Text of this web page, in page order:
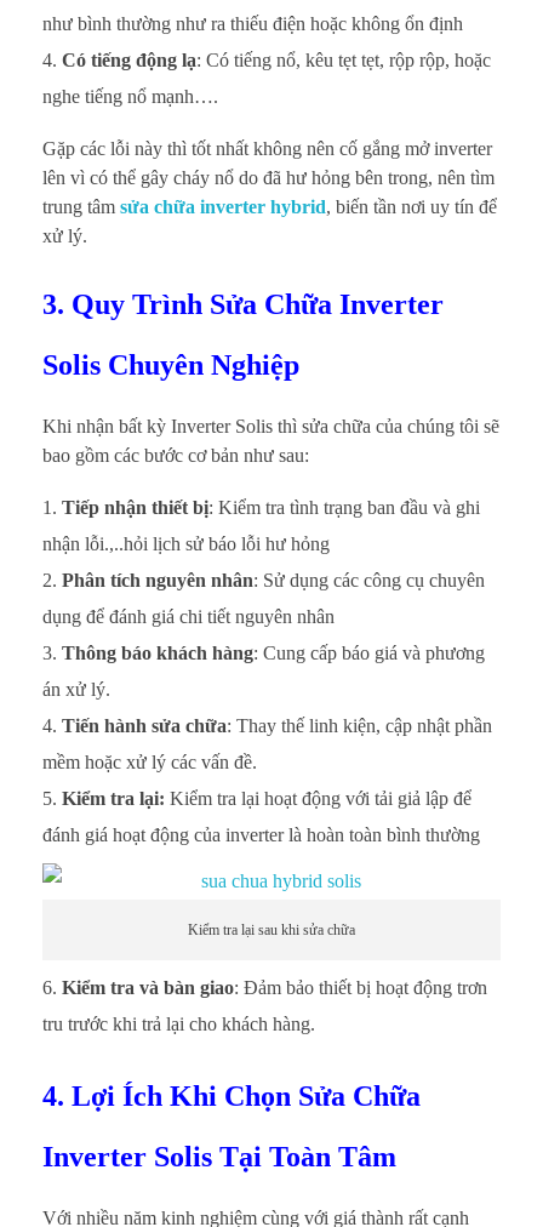
như bình thường như ra thiếu điện hoặc không ổn định
Có tiếng động lạ: Có tiếng nổ, kêu tẹt tẹt, rộp rộp, hoặc
nghe tiếng nổ mạnh….
Gặp các lỗi này thì tốt nhất không nên cố gắng mở inverter
lên vì có thể gây cháy nổ do đã hư hỏng bên trong, nên tìm
trung tâm sửa chữa inverter hybrid, biến tần nơi uy tín để
xử lý.
3. Quy Trình Sửa Chữa Inverter
Solis Chuyên Nghiệp
Khi nhận bất kỳ Inverter Solis thì sửa chữa của chúng tôi sẽ
bao gồm các bước cơ bản như sau:
Tiếp nhận thiết bị: Kiểm tra tình trạng ban đầu và ghi
nhận lỗi.,..hỏi lịch sử báo lỗi hư hỏng
Phân tích nguyên nhân: Sử dụng các công cụ chuyên
dụng để đánh giá chi tiết nguyên nhân
Thông báo khách hàng: Cung cấp báo giá và phương
án xử lý.
Tiến hành sửa chữa: Thay thế linh kiện, cập nhật phần
mềm hoặc xử lý các vấn đề.
Kiểm tra lại: Kiểm tra lại hoạt động với tải giả lập để
đánh giá hoạt động của inverter là hoàn toàn bình thường
Kiểm tra lại sau khi sửa chữa
Kiểm tra và bàn giao: Đảm bảo thiết bị hoạt động trơn
tru trước khi trả lại cho khách hàng.
4. Lợi Ích Khi Chọn Sửa Chữa
Inverter Solis Tại Toàn Tâm
Với nhiều năm kinh nghiệm cùng với giá thành rất cạnh